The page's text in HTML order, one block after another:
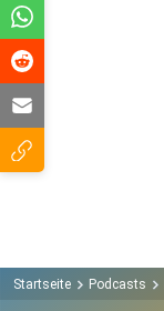
Startseite Podcasts